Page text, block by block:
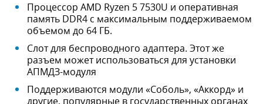
Процессор AMD Ryzen 5 7530U и оперативная
память DDR4 с максимальным поддерживаемом
объемом до 64 ГБ.
Слот для беспроводного адаптера. Этот же
разъем может использоваться для установки
АПМДЗ-модуля
Поддерживаются модули «Соболь», «Аккорд» и
другие, популярные в государственных органах